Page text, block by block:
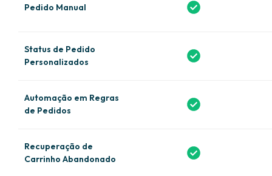
Pedido Manual
Status de Pedido
Personalizados
Automação em Regras
de Pedidos
Recuperação de
Carrinho Abandonado